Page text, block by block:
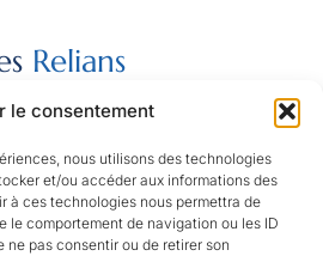
le consentement
nous utilisons des technologies
et/ou accéder aux informations des
à ces technologies nous permettra de
le comportement de navigation ou les ID
ne pas consentir ou de retirer son
Relians
Qualifier : Diagnostic
en contrôle des
investissements
étrangers